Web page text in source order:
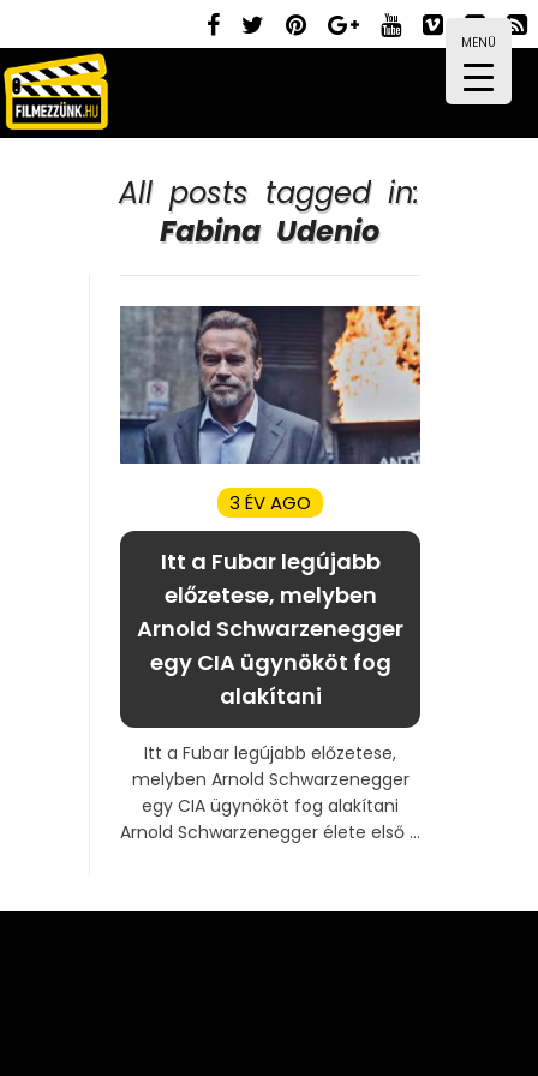
MENÜ
All posts tagged in:
Fabina Udenio
3 ÉV AGO
Itt a Fubar legújabb
előzetese, melyben
Arnold Schwarzenegger
egy CIA ügynököt fog
alakítani
Itt a Fubar legújabb előzetese,
melyben Arnold Schwarzenegger
egy CIA ügynököt fog alakítani
Arnold Schwarzenegger élete első ...